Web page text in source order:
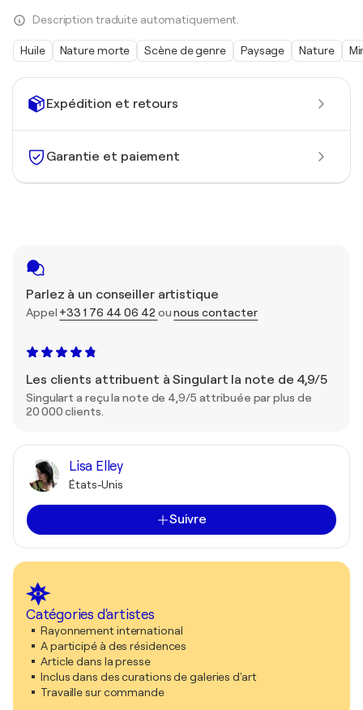
Expédition et retours
Garantie et paiement
Parlez à un conseiller artistique
Appel +33 1 76 44 06 42ounous contacter
Les clients attribuent à Singulart la note de 4,9/5
Singulart a reçu la note de 4,9/5 attribuée par plus de
20 000 clients.
Lisa Elley
États-Unis
Suivre
Catégories d'artistes
Rayonnement international
A participé à des résidences
Article dans la presse
Inclus dans des curations de galeries d'art
Travaille sur commande
Description traduite automatiquement.
Huile Nature morte Scène de genre Paysage Nature